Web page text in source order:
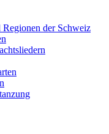
Regionen der Schweiz